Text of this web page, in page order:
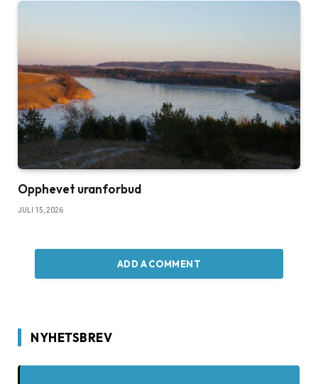
Opphevet uranforbud
JULI 15, 2026
ADD A COMMENT
NYHETSBREV